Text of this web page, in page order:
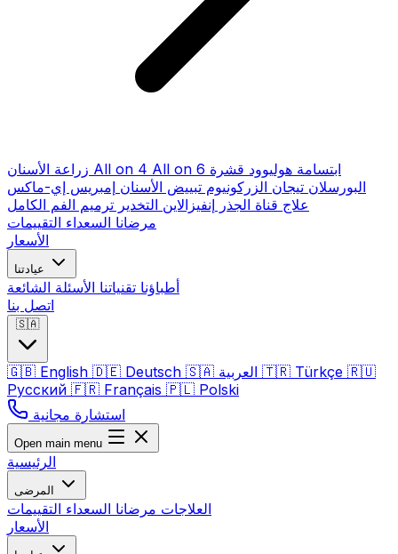
All on 4 All on 6 ابتسامة هوليوود قشرة
البورسلان تيجان الزركونيوم تبييض الأسنان إمبريس إي-ماكس
علاج قناة الجذر إنفيزالاين التخدير ترميم الفم الكامل
مرضانا السعداء التقييمات
الأسعار
أطباؤنا تقنياتنا الأسئلة الشائعة
اتصل بنا
🇸🇦
🇬🇧 English 🇩🇪 Deutsch 🇸🇦 🇹🇷 Türkçe 🇷🇺
Русский 🇫🇷 Français 🇵🇱 Polski
استشارة مجانية
Open main menu
الرئيسية
العلاجات مرضانا السعداء التقييمات
الأسعار